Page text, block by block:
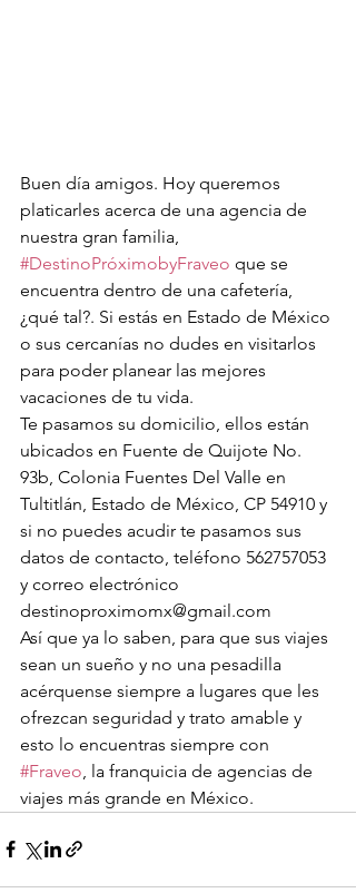
Buen día amigos. Hoy queremos
platicarles acerca de una agencia de
nuestra gran familia,
#DestinoPróximobyFraveo que se
encuentra dentro de una cafetería,
¿qué tal?. Si estás en Estado de México
o sus cercanías no dudes en visitarlos
para poder planear las mejores
vacaciones de tu vida.
Te pasamos su domicilio, ellos están
ubicados en Fuente de Quijote No.
93b, Colonia Fuentes Del Valle en
Tultitlán, Estado de México, CP 54910 y
si no puedes acudir te pasamos sus
datos de contacto, teléfono 562757053
y correo electrónico
destinoproximomx@gmail.com
Así que ya lo saben, para que sus viajes
sean un sueño y no una pesadilla
acérquense siempre a lugares que les
ofrezcan seguridad y trato amable y
esto lo encuentras siempre con
#Fraveo , la franquicia de agencias de
viajes más grande en México.